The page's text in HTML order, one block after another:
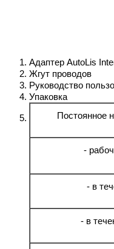
Адаптер AutoLis
Жгут проводов
Руководство
Упаковка
Постоянное
-
- в
- в